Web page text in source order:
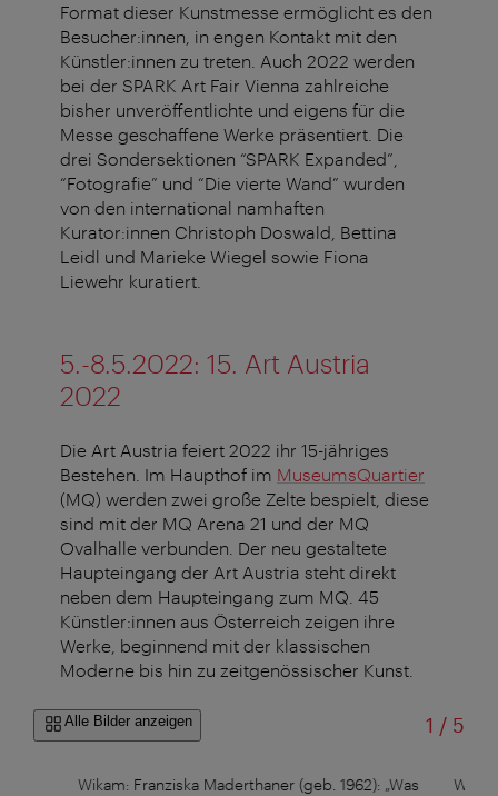
Format dieser Kunstmesse ermöglicht es den
Besucher:innen, in engen Kontakt mit den
Künstler:innen zu treten. Auch 2022 werden
bei der SPARK Art Fair Vienna zahlreiche
bisher unveröffentlichte und eigens für die
Messe geschaffene Werke präsentiert. Die
drei Sondersektionen “SPARK Expanded”,
“Fotografie” und “Die vierte Wand” wurden
von den international namhaften
Kurator:innen Christoph Doswald, Bettina
Leidl und Marieke Wiegel sowie Fiona
Liewehr kuratiert.
5.-8.5.2022: 15. Art Austria
2022
Die Art Austria feiert 2022 ihr 15-jähriges
Bestehen. Im Haupthof im MuseumsQuartier
(MQ) werden zwei große Zelte bespielt, diese
sind mit der MQ Arena 21 und der MQ
Ovalhalle verbunden. Der neu gestaltete
Haupteingang der Art Austria steht direkt
neben dem Haupteingang zum MQ. 45
Künstler:innen aus Österreich zeigen ihre
Werke, beginnend mit der klassischen
Moderne bis hin zu zeitgenössischer Kunst.
Alle Bilder anzeigen 1 /von
5
Wikam: Franziska Maderthaner (geb. 1962): „Was